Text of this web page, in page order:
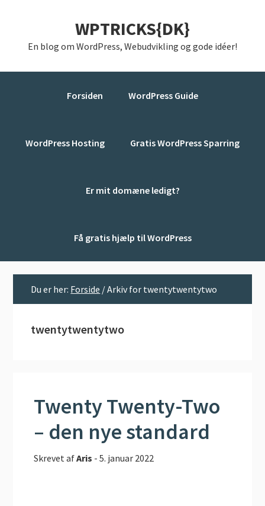
indhold
WPTRICKS{DK}
En blog om WordPress, Webudvikling og gode idéer!
Forsiden WordPress Guide
WordPress Hosting Gratis WordPress Sparring
Er mit domæne ledigt?
Få gratis hjælp til WordPress
Du er her: Forside /Arkiv for twentytwentytwo
twentytwentytwo
Twenty Twenty-Two
– den nye standard
Skrevet afAris -5. januar 2022